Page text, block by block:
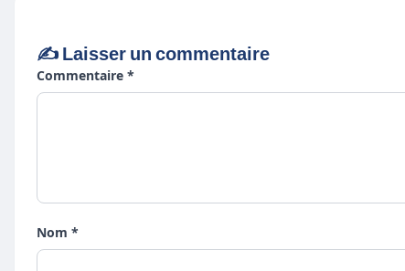
✍️ Laisser un commentaire
Commentaire *
Nom *